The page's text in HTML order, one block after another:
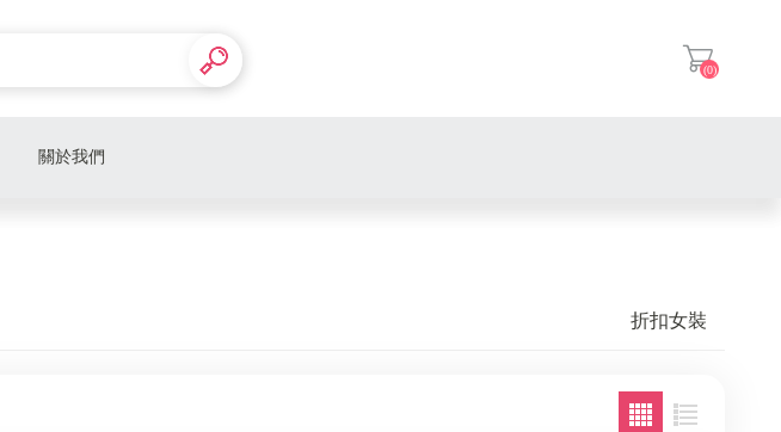
(0)
關於我們
折扣女裝